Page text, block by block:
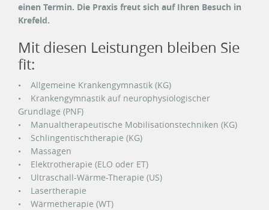
einen Termin. Die Praxis freut sich auf Ihren Besuch in
Krefeld.
Mit diesen Leistungen bleiben Sie
fit:
• Allgemeine Krankengymnastik (KG)
• Krankengymnastik auf neurophysiologischer
Grundlage (PNF)
• Manualtherapeutische Mobilisationstechniken (KG)
• Schlingentischtherapie (KG)
• Massagen
• Elektrotherapie (ELO oder ET)
• Ultraschall-Wärme-Therapie (US)
• Lasertherapie
• Wärmetherapie (WT)